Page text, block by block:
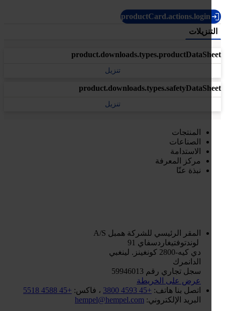
productCard.actions.login
تنزيل
تنزيل
المنتجات
الصناعات
الاستدامة
مركز المعرفة
نبذة عنّا
المقر الرئيسي للشركةهمبل A/S
لوندتوفتيغاردسفاي 91
دي كيه-2800 كونغينز. لينغبي
الدانمرك
سجل تجاري رقم 59946013
عرض على الخريطة
اتصل بنا هاتف:+45 4593 3800 ، فاكس:+45 4588 5518
البريد الإلكتروني:hempel@hempel.com